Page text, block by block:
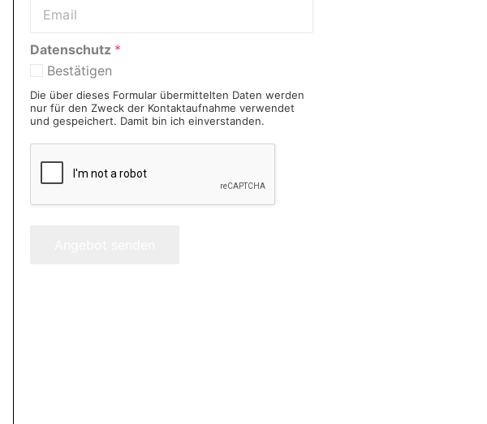
Datenschutz *
Bestätigen
Die über dieses Formular übermittelten Daten werden
nur für den Zweck der Kontaktaufnahme verwendet
und gespeichert. Damit bin ich einverstanden.